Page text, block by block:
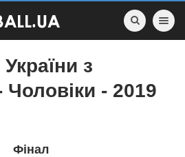
Toggle
з
- 2019
Фінал